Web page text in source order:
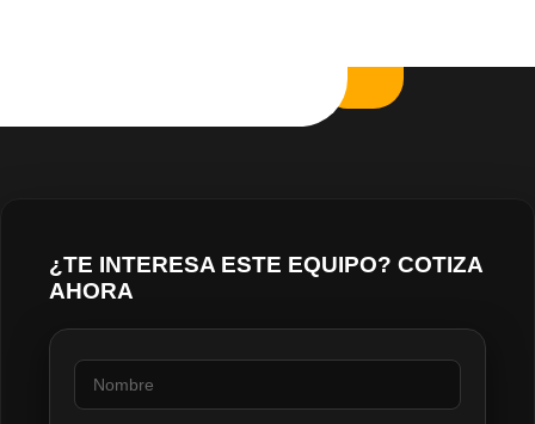
¿TE INTERESA ESTE EQUIPO? COTIZA
AHORA